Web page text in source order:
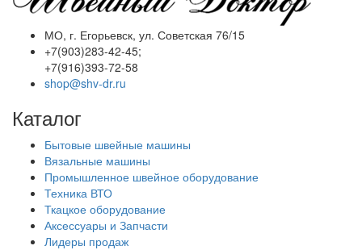
МО, г. Егорьевск, ул. Советская 76/15
+7(903)283-42-45;
+7(916)393-72-58
shop@shv-dr.ru
Каталог
Бытовые швейные машины
Вязальные машины
Промышленное швейное оборудование
Техника ВТО
Ткацкое оборудование
Аксессуары и Запчасти
Лидеры продаж